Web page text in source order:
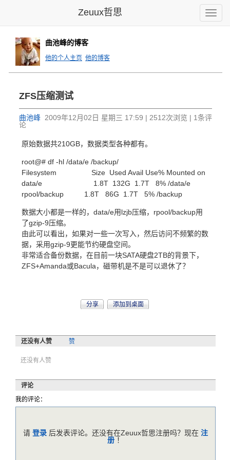
Toggle
Zeuux哲思
曲池峰的博客
他的个人主页 他的博客
ZFS压缩测试
曲池峰 2009年12月02日 星期三 17:59 | 2512次浏览 | 1条评
论
原始数据共210GB，数据类型各种都有。
root@# df -hl /data/e /backup/
Filesystem Size Used Avail Use% Mounted on
data/e 1.8T 132G 1.7T 8% /data/e
rpool/backup 1.8T 86G 1.7T 5% /backup
数据大小都是一样的，data/e用lzjb压缩，rpool/backup用
了gzip-9压缩。
由此可以看出，如果对一些一次写入，然后访问不频繁的数
据，采用gzip-9更能节约硬盘空间。
非常适合备份数据，在目前一块SATA硬盘2TB的背景下，
ZFS+Amanda或Bacula，磁带机是不是可以退休了？
分享 添加到桌面
还没有人赞 赞
还没有人赞
评论
我的评论：
请 登录 后发表评论。还没有在Zeuux哲思注册吗？现在 注
册 ！